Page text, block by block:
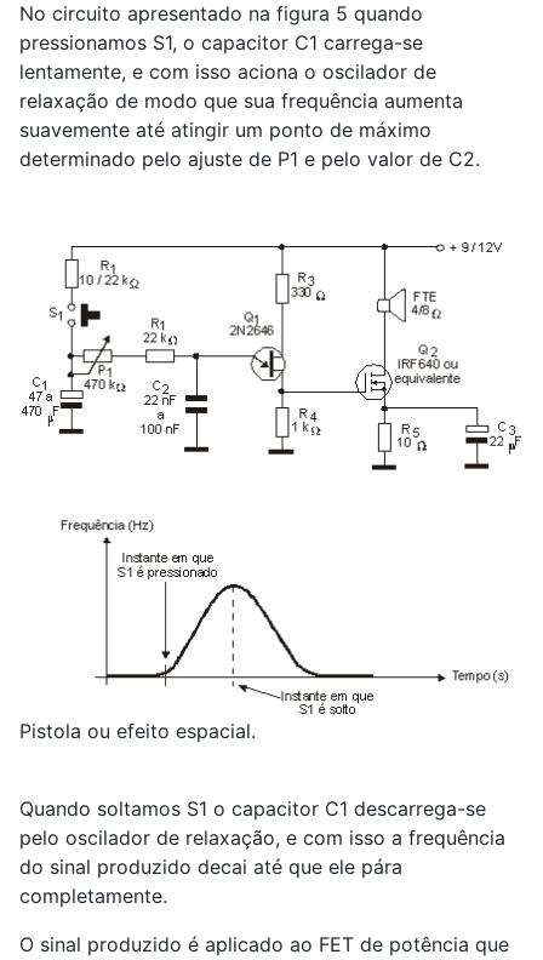
No circuito apresentado na figura 5 quando
pressionamos S1, o capacitor C1 carrega-se
lentamente, e com isso aciona o oscilador de
relaxação de modo que sua frequência aumenta
suavemente até atingir um ponto de máximo
determinado pelo ajuste de P1 e pelo valor de C2.
Pistola ou efeito espacial.
Quando soltamos S1 o capacitor C1 descarrega-se
pelo oscilador de relaxação, e com isso a frequência
do sinal produzido decai até que ele pára
completamente.
O sinal produzido é aplicado ao FET de potência que